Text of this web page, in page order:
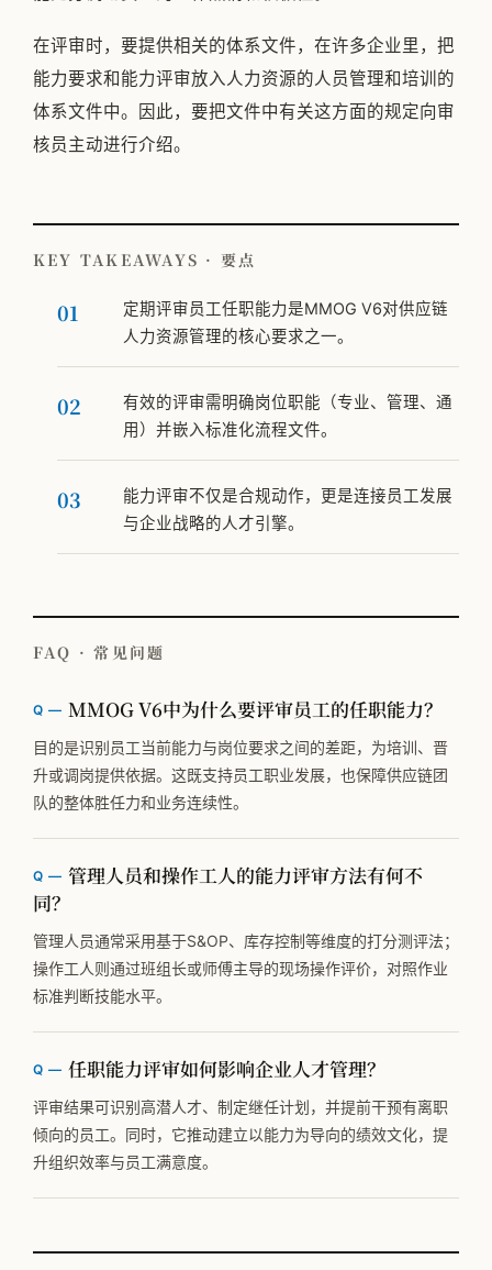
在评审时，要提供相关的体系文件，在许多企业里，把
能力要求和能力评审放入人力资源的人员管理和培训的
体系文件中。因此，要把文件中有关这方面的规定向审
核员主动进行介绍。
KEY TAKEAWAYS · 要点
定期评审员工任职能力是MMOG V6对供应链
人力资源管理的核心要求之一。
有效的评审需明确岗位职能（专业、管理、通
用）并嵌入标准化流程文件。
能力评审不仅是合规动作，更是连接员工发展
与企业战略的人才引擎。
FAQ · 常见问题
MMOG V6中为什么要评审员工的任职能力？
目的是识别员工当前能力与岗位要求之间的差距，为培训、晋
升或调岗提供依据。这既支持员工职业发展，也保障供应链团
队的整体胜任力和业务连续性。
管理人员和操作工人的能力评审方法有何不
同？
管理人员通常采用基于S&OP、库存控制等维度的打分测评法；
操作工人则通过班组长或师傅主导的现场操作评价，对照作业
标准判断技能水平。
任职能力评审如何影响企业人才管理？
评审结果可识别高潜人才、制定继任计划，并提前干预有离职
倾向的员工。同时，它推动建立以能力为导向的绩效文化，提
升组织效率与员工满意度。